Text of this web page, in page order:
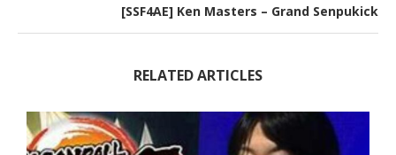
[SSF4AE] Ken Masters – Grand Senpukick
RELATED ARTICLES